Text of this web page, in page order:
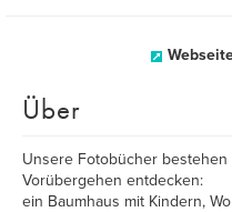
Über
Unsere Fotobücher
Vorübergehen entdecken:
ein Baumhaus mit Kindern,